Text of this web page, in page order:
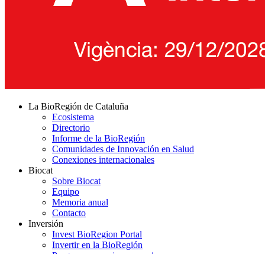
La BioRegión de Cataluña
Ecosistema
Directorio
Informe de la BioRegión
Comunidades de Innovación en Salud
Conexiones internacionales
Biocat
Sobre Biocat
Equipo
Memoria anual
Contacto
Inversión
Invest BioRegion Portal
Invertir en la BioRegión